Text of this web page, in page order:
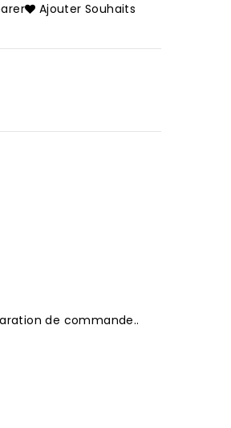
Ajouter Souhaits
de commande..